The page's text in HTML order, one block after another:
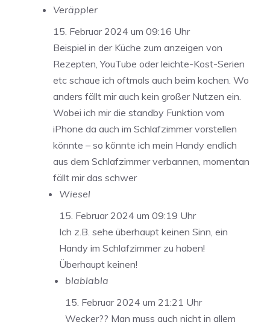
Veräppler
15. Februar 2024 um 09:16 Uhr
Beispiel in der Küche zum anzeigen von
Rezepten, YouTube oder leichte-Kost-Serien
etc schaue ich oftmals auch beim kochen. Wo
anders fällt mir auch kein großer Nutzen ein.
Wobei ich mir die standby Funktion vom
iPhone da auch im Schlafzimmer vorstellen
könnte – so könnte ich mein Handy endlich
aus dem Schlafzimmer verbannen, momentan
fällt mir das schwer
Wiesel
15. Februar 2024 um 09:19 Uhr
Ich z.B. sehe überhaupt keinen Sinn, ein
Handy im Schlafzimmer zu haben!
Überhaupt keinen!
blablabla
15. Februar 2024 um 21:21 Uhr
Wecker?? Man muss auch nicht in allem